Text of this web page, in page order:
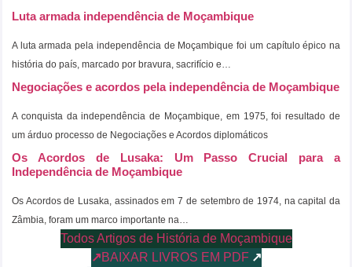
Luta armada independência de Moçambique
A luta armada pela independência de Moçambique foi um capítulo épico na
história do país, marcado por bravura, sacrifício e…
Negociações e acordos pela independência de Moçambique
A conquista da independência de Moçambique, em 1975, foi resultado de
um árduo processo de Negociações e Acordos diplomáticos
Os Acordos de Lusaka: Um Passo Crucial para a
Independência de Moçambique
Os Acordos de Lusaka, assinados em 7 de setembro de 1974, na capital da
Zâmbia, foram um marco importante na…
Todos Artigos de História de Moçambique
↗BAIXAR LIVROS EM PDF↗